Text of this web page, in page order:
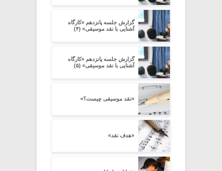
گزارش جلسه پانزدهم «کارگاه
آشنایی با نقد موسیقی» (۴)
گزارش جلسه پانزدهم «کارگاه
آشنایی با نقد موسیقی» (۵)
«نقد موسیقی چیست؟»
«هدف نقد»